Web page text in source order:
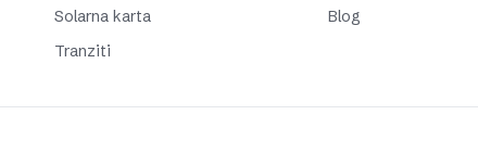
Solarna karta
Tranziti
Blog